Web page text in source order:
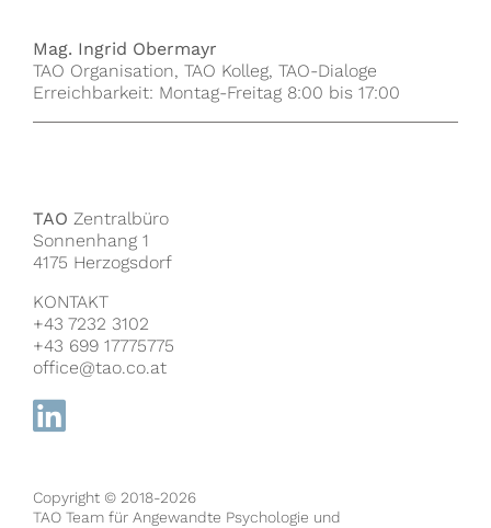
Mag. Ingrid Obermayr
TAO Organisation, TAO Kolleg, TAO-Dialoge
Erreichbarkeit: Montag-Freitag 8:00 bis 17:00
TAO Zentralbüro
Sonnenhang 1
4175 Herzogsdorf
KONTAKT
+43 7232 3102
+43 699 17775775
office@tao.co.at
Copyright © 2018-2026
TAO Team für Angewandte Psychologie und